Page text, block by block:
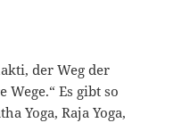
der Weg der
Es gibt so
Yoga, Raja Yoga,